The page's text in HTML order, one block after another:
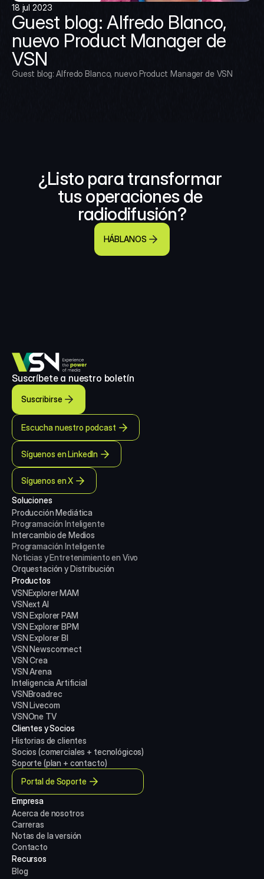
18 jul 2023
Guest blog: Alfredo Blanco,
nuevo Product Manager de
VSN
Guest blog: Alfredo Blanco, nuevo Product Manager de VSN
¿Listo para transformar
tus operaciones de
radiodifusión?
HÁBLANOS
Suscríbete a nuestro boletín
Suscribirse
Escucha nuestro podcast
Síguenos en LinkedIn
Síguenos en X
Soluciones
Producción Mediática
Programación Inteligente
Intercambio de Medios
Programación Inteligente
Noticias y Entretenimiento en Vivo
Orquestación y Distribución
Productos
VSNExplorer MAM
VSNext AI
VSN Explorer PAM
VSN Explorer BPM
VSN Explorer BI
VSN Newsconnect
VSN Crea
VSN Arena
Inteligencia Artificial
VSNBroadrec
VSN Livecom
VSNOne TV
Clientes y Socios
Historias de clientes
Socios (comerciales + tecnológicos)
Soporte (plan + contacto)
Portal de Soporte
Empresa
Acerca de nosotros
Carreras
Notas de la versión
Contacto
Recursos
Blog